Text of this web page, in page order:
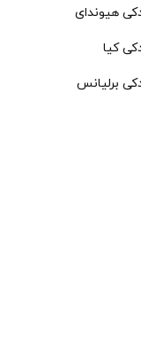
هیوندای
کیا
برلیانس